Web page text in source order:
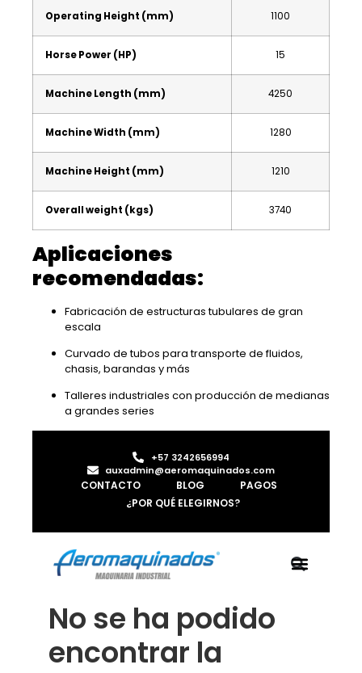
Operating Height (mm) 1100
Horse Power (HP) 15
Machine Length (mm) 4250
Machine Width (mm) 1280
Machine Height (mm) 1210
Overall weight (kgs) 3740
Aplicaciones
recomendadas:
Fabricación de estructuras tubulares de gran
escala
Curvado de tubos para transporte de fluidos,
chasis, barandas y más
Talleres industriales con producción de medianas
a grandes series